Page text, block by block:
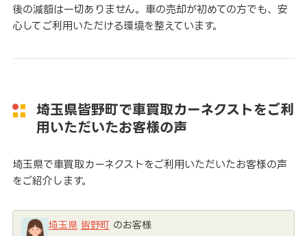
後の減額は一切ありません。車の売却が初めての方でも、安
心してご利用いただける環境を整えています。
埼玉県皆野町で車買取カーネクストをご利
用いただいたお客様の声
埼玉県で車買取カーネクストをご利用いただいたお客様の声
をご紹介します。
埼玉県 皆野町のお客様